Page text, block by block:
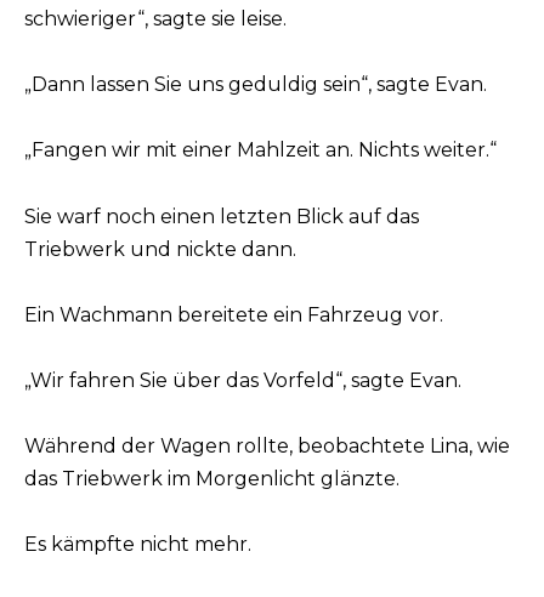
schwieriger“, sagte sie leise.
„Dann lassen Sie uns geduldig sein“, sagte Evan.
„Fangen wir mit einer Mahlzeit an. Nichts weiter.“
Sie warf noch einen letzten Blick auf das
Triebwerk und nickte dann.
Ein Wachmann bereitete ein Fahrzeug vor.
„Wir fahren Sie über das Vorfeld“, sagte Evan.
Während der Wagen rollte, beobachtete Lina, wie
das Triebwerk im Morgenlicht glänzte.
Es kämpfte nicht mehr.